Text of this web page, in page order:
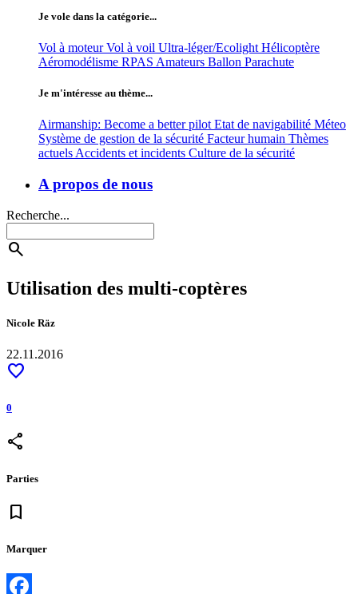
Je vole dans la catégorie...
Vol à moteurVol à voil Ultra-léger/Ecolight Hélicoptère
Aéromodélisme RPAS Amateurs Ballon Parachute
Je m'intéresse au thème...
Airmanship: Become a better pilot Etat de navigabilité Méteo
Système de gestion de la sécurité Facteur humain Thèmes
actuels Accidents et incidents Culture de la sécurité
A propos de nous
Recherche...
search
Utilisation des multi-coptères
Nicole Räz
22.11.2016
favorite
0
share
Parties
bookmark
Marquer